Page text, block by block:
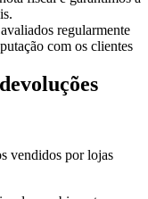
regularmente
com os clientes
vendidos por lojas